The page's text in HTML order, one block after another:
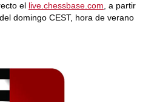
el live.chessbase.com , a partir
domingo CEST, hora de verano